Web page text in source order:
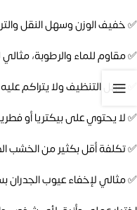
✅ خفيف الوزن وسهل النقل
✅ مقاوم للماء والرطوبة،
✅ سهل التنظيف ولا يتراكم
✅ لا يحتوي على بيكتريا أو
✅ تكلفة أقل بكثير من
✅ مثالي لإخفاء عيوب الجدران